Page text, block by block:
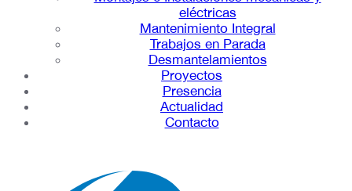
eléctricas
Mantenimiento Integral
Trabajos en Parada
Desmantelamientos
Proyectos
Presencia
Actualidad
Contacto